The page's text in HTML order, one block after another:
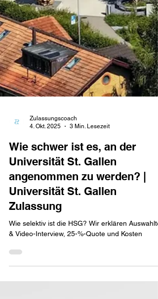
4. Okt. 2025
3 Min. Lesezeit
Wie schwer ist es, an der
Universität St. Gallen
angenommen zu werden? |
Universität St. Gallen
Zulassung
& Video-Interview, 25-%-Quote und Kosten